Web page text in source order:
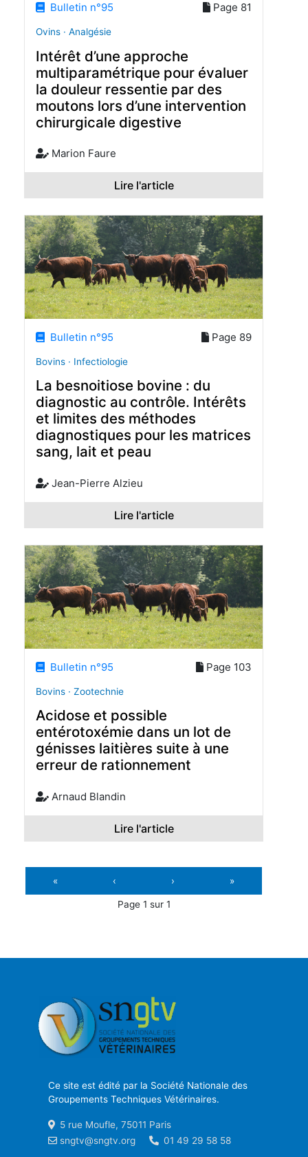
Bulletin n°95 Page 81
Ovins · Analgésie
Intérêt d’une approche
multiparamétrique pour évaluer
la douleur ressentie par des
moutons lors d’une intervention
chirurgicale digestive
Marion Faure
Lire l'article
Bulletin n°95 Page 89
Bovins · Infectiologie
La besnoitiose bovine : du
diagnostic au contrôle. Intérêts
et limites des méthodes
diagnostiques pour les matrices
sang, lait et peau
Jean-Pierre Alzieu
Lire l'article
Bulletin n°95 Page 103
Bovins · Zootechnie
Acidose et possible
entérotoxémie dans un lot de
génisses laitières suite à une
erreur de rationnement
Arnaud Blandin
Lire l'article
« ‹ › »
Page 1 sur 1
Ce site est édité par la Société Nationale des
Groupements Techniques Vétérinaires.
5 rue Moufle, 75011 Paris
sngtv@sngtv.org
01 49 29 58 58